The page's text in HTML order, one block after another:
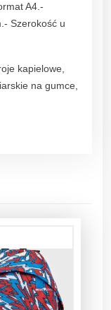
A4.-
Szerokość u
kapielowe,
na gumce,